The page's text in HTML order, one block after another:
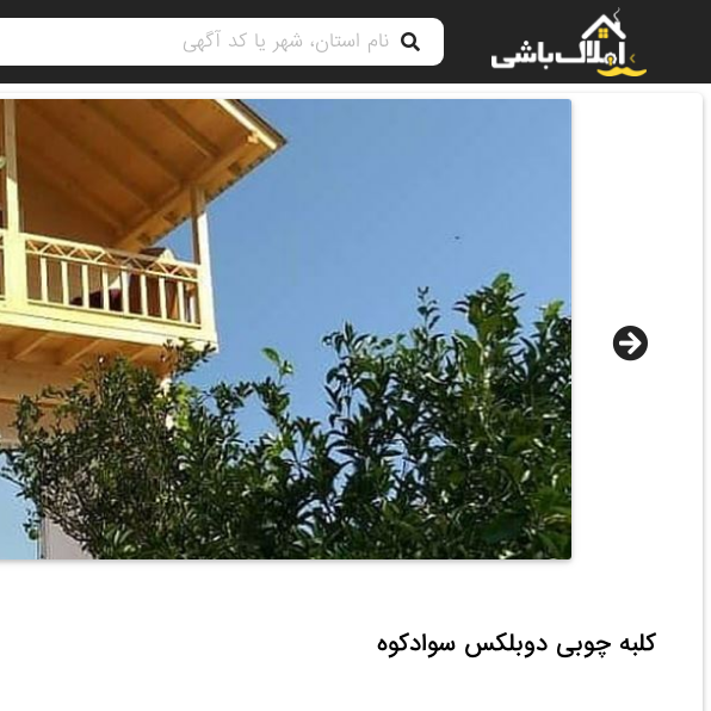
کلبه چوبی دوبلکس سوادکوه